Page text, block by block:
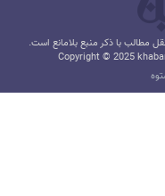
مطالب با ذکر منبع بلامانع است.
Copyright © 2025